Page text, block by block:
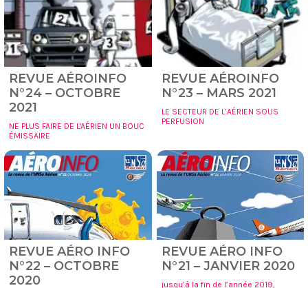
REVUE AÉROINFO
N°24 – OCTOBRE
2021
NE PLUS FAIRE DE L'AÉRIEN UN BOUC
ÉMISSAIRE
REVUE AÉROINFO
N°23 – MARS 2021
LE SECTEUR DE L’AÉRIEN SOUS
PERFUSION
REVUE AÉRO INFO
N°22 – OCTOBRE
2020
REVUE AÉRO INFO
N°21 – JANVIER 2020
jusqu’à la fin de l’année 2019,